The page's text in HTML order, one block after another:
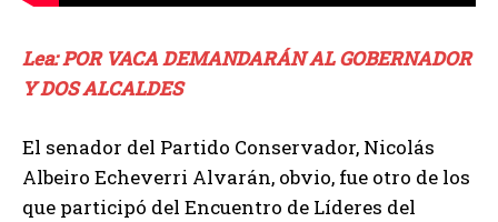
Lea: POR VACA DEMANDARÁN AL GOBERNADOR
Y DOS ALCALDES
El senador del Partido Conservador, Nicolás
Albeiro Echeverri Alvarán, obvio, fue otro de los
que participó del Encuentro de Líderes del